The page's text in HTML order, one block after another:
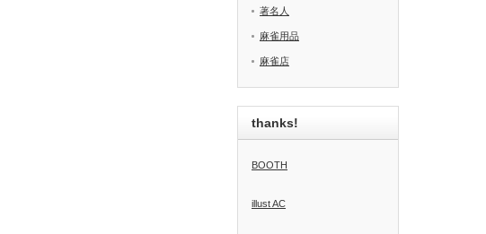
著名人
麻雀用品
麻雀店
thanks!
BOOTH
illust AC